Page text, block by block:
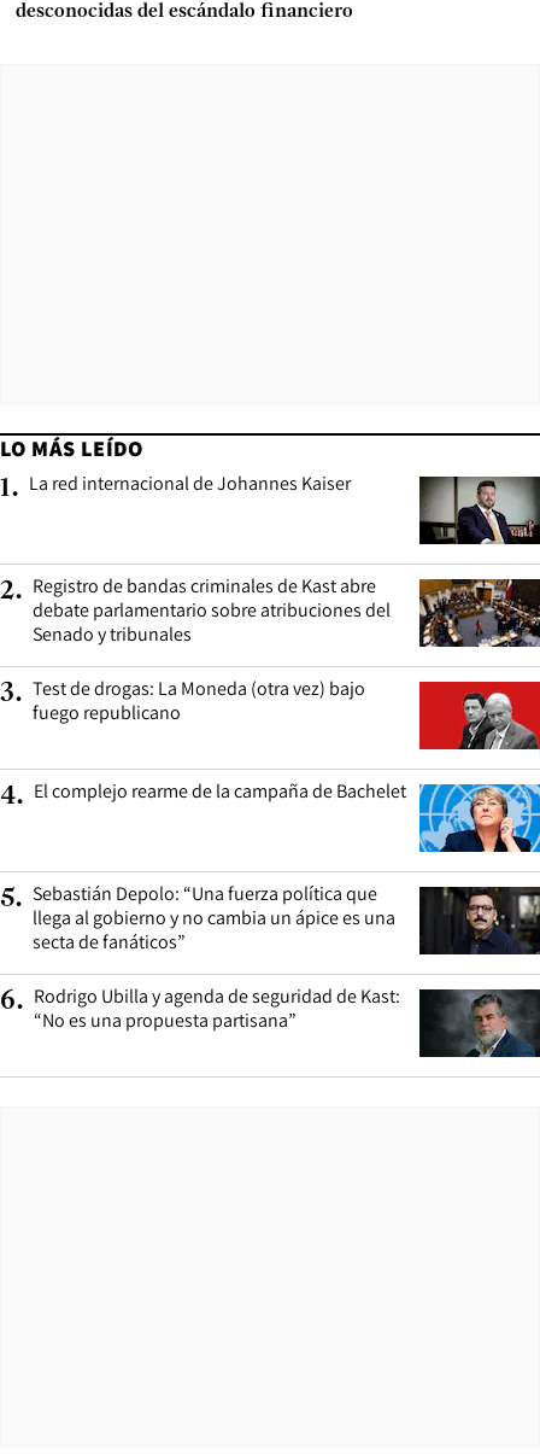
desconocidas del escándalo financiero
LO MÁS LEÍDO
1. La red internacional de Johannes Kaiser
2. Registro de bandas criminales de Kast abre
debate parlamentario sobre atribuciones del
Senado y tribunales
3. Test de drogas: La Moneda (otra vez) bajo
fuego republicano
4. El complejo rearme de la campaña de Bachelet
5. Sebastián Depolo: “Una fuerza política que
llega al gobierno y no cambia un ápice es una
secta de fanáticos”
6. Rodrigo Ubilla y agenda de seguridad de Kast:
“No es una propuesta partisana”